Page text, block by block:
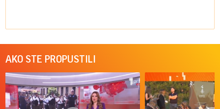
AKO STE PROPUSTILI